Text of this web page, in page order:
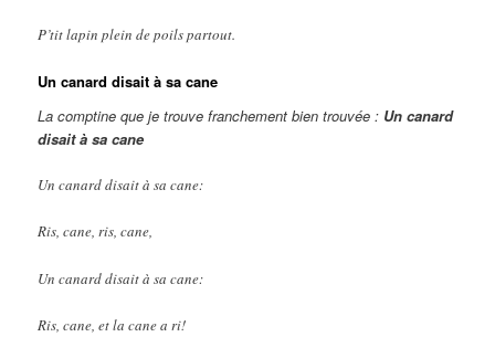
P’tit lapin plein de poils partout.
Un canard disait à sa cane
La comptine que je trouve franchement bien trouvée : Un canard
disait à sa cane
Un canard disait à sa cane:
Ris, cane, ris, cane,
Un canard disait à sa cane:
Ris, cane, et la cane a ri!